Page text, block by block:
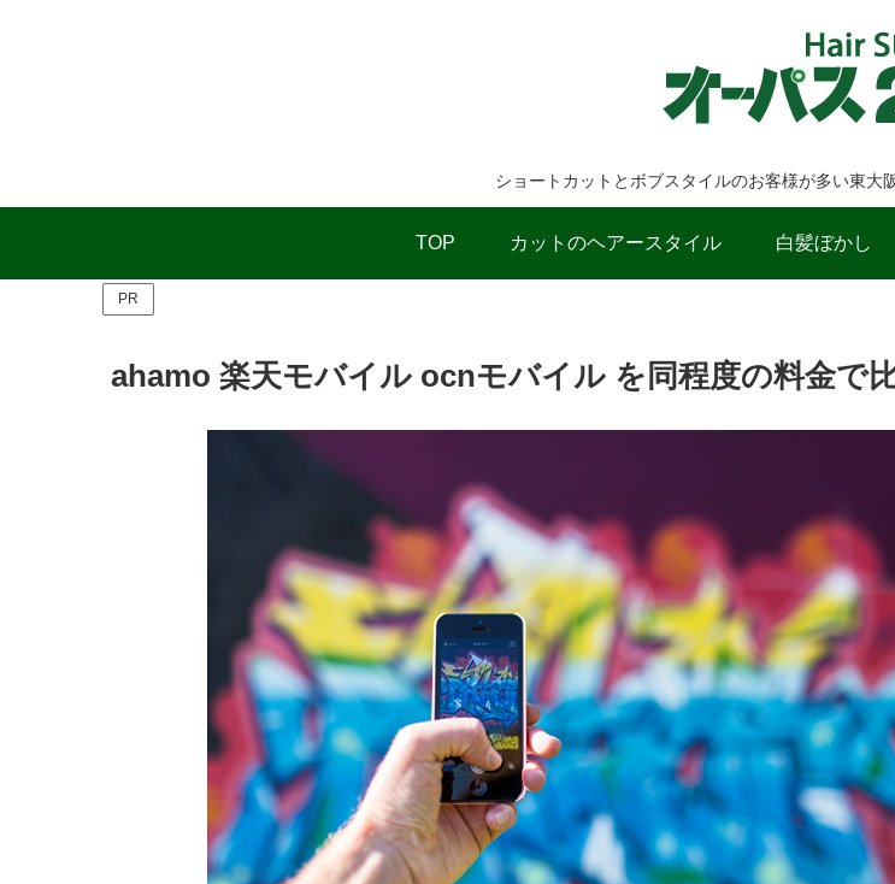
ショートカットとボブスタイルのお客様が多い東大
TOP カットのヘアースタイル 白髪ぼかし
PR
ahamo 楽天モバイル ocnモバイル を同程度の料金で